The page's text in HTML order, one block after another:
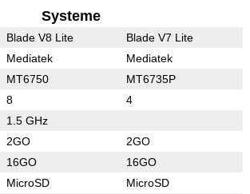
Systeme
Blade V8 Lite Blade V7 Lite
Mediatek Mediatek
MT6750 MT6735P
8 4
1.5 GHz
2GO 2GO
16GO 16GO
MicroSD MicroSD